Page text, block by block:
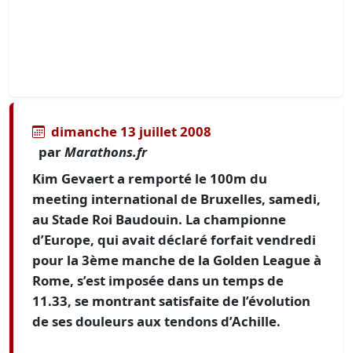
dimanche 13 juillet 2008
parMarathons.fr
Kim Gevaert a remporté le 100m du
meeting international de Bruxelles, samedi,
au Stade Roi Baudouin. La championne
d’Europe, qui avait déclaré forfait vendredi
pour la 3ème manche de la Golden League à
Rome, s’est imposée dans un temps de
11.33, se montrant satisfaite de l’évolution
de ses douleurs aux tendons d’Achille.